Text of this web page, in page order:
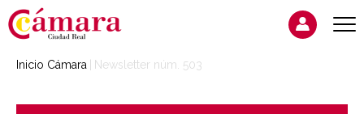
Inicio Cámara Newsletter núm. 503